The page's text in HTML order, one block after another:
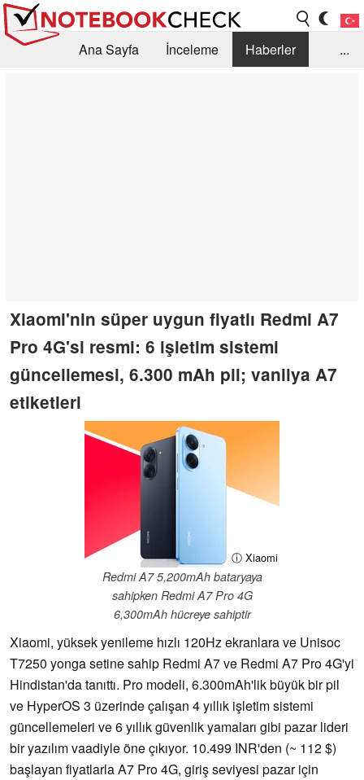
Ana Sayfa İnceleme
Haberler
...
Xiaomi'nin süper uygun fiyatlı Redmi A7
Pro 4G'si resmi: 6 işletim sistemi
güncellemesi, 6.300 mAh pil; vanilya A7
etiketleri
ⓘ Xiaomi
Redmi A7 5,200mAh bataryaya
sahipken Redmi A7 Pro 4G
6,300mAh hücreye sahiptir
Xiaomi, yüksek yenileme hızlı 120Hz ekranlara ve Unisoc
T7250 yonga setine sahip Redmi A7 ve Redmi A7 Pro 4G'yi
Hindistan'da tanıttı. Pro modeli, 6.300mAh'lik büyük bir pil
ve HyperOS 3 üzerinde çalışan 4 yıllık işletim sistemi
güncellemeleri ve 6 yıllık güvenlik yamaları gibi pazar lideri
bir yazılım vaadiyle öne çıkıyor. 10.499 INR'den (~ 112 $)
başlayan fiyatlarla A7 Pro 4G, giriş seviyesi pazar için